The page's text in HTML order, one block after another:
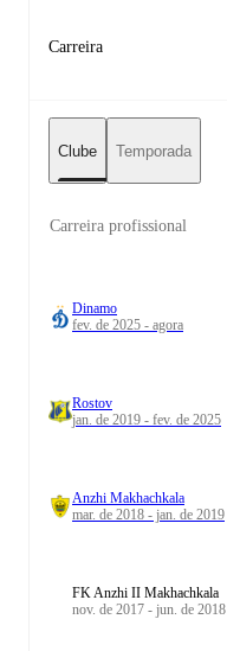
Carreira
Clube Temporada
Carreira profissional
Dinamo
fev. de 2025 - agora
Rostov
jan. de 2019 - fev. de 2025
Anzhi Makhachkala
mar. de 2018 - jan. de 2019
FK Anzhi II Makhachkala
nov. de 2017 - jun. de 2018